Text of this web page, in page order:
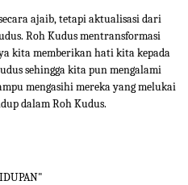
ajaib, tetapi aktualisasi dari
Roh Kudus mentransformasi
kita memberikan hati kita kepada
sehingga kita pun mengalami
mengasihi mereka yang melukai
dalam Roh Kudus.